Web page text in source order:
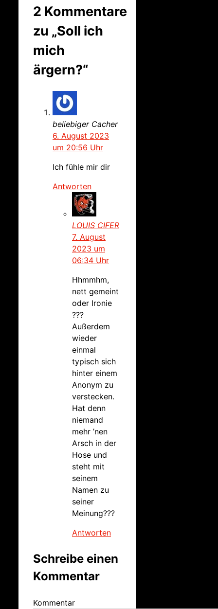
2 Kommentare
zu „Soll ich
mich
ärgern?“
beliebiger Cacher
6. August 2023
um 20:56 Uhr
Ich fühle mir dir
Antworten
LOUIS CIFER
7. August
2023 um
06:34 Uhr
Hhmmhm,
nett gemeint
oder Ironie
???
Außerdem
wieder
einmal
typisch sich
hinter einem
Anonym zu
verstecken.
Hat denn
niemand
mehr ’nen
Arsch in der
Hose und
steht mit
seinem
Namen zu
seiner
Meinung???
Antworten
Schreibe einen
Kommentar
Kommentar